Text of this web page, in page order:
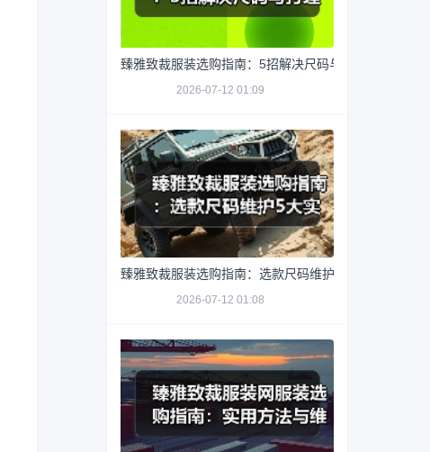
臻雅致裁服装选购指南：5招解决尺码与打理难题
2026-07-12 01:09
臻雅致裁服装选购指南：选款尺码维护5大实用方法
2026-07-12 01:08